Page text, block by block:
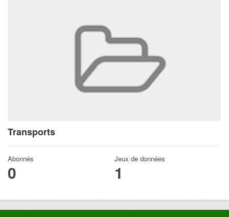
Transports
Abonnés
0
Jeux de données
1